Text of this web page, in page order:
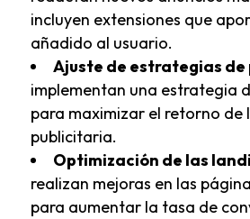
incluyen extensiones que
añadido al usuario.
Ajuste de estrategias de
implementan una estrategia
para maximizar el retorno de
publicitaria.
Optimización de las
realizan mejoras en las
para aumentar la tasa de